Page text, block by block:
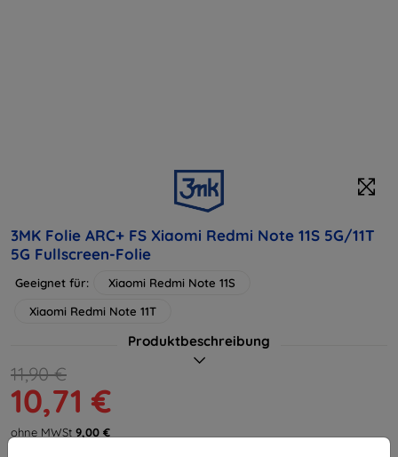
3MK Folie ARC+ FS Xiaomi Redmi Note 11S 5G/11T
5G Fullscreen-Folie
Geeignet für:
Xiaomi Redmi Note 11S
Xiaomi Redmi Note 11T
Produktbeschreibung
11,90 €
10,71 €
ohne MWSt 9,00 €